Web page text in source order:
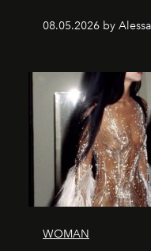
08.05.2026 by
WOMAN